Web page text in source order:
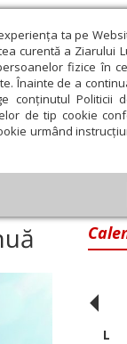
ta pe
curentă a Ziarului
fizice în
Înainte de a
conținutul Politicii
de tip cookie
urmând
Societate
Religie și știință
‹ L